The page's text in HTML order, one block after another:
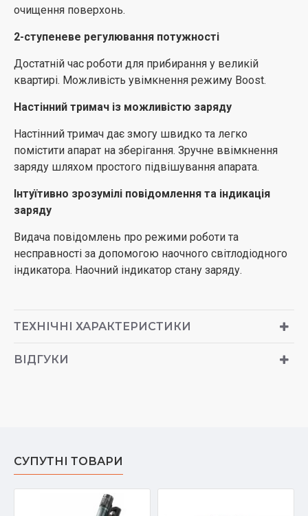
очищення поверхонь.
2-ступеневе регулювання потужності
Достатній час роботи для прибирання у великій
квартирі. Можливість увімкнення режиму Boost.
Настінний тримач із можливістю заряду
Настінний тримач дає змогу швидко та легко
помістити апарат на зберігання. Зручне ввімкнення
заряду шляхом простого підвішування апарата.
Інтуїтивно зрозумілі повідомлення та індикація
заряду
Видача повідомлень про режими роботи та
несправності за допомогою наочного світлодіодного
індикатора. Наочний індикатор стану заряду.
ТЕХНІЧНІ ХАРАКТЕРИСТИКИ
ВІДГУКИ
СУПУТНІ ТОВАРИ